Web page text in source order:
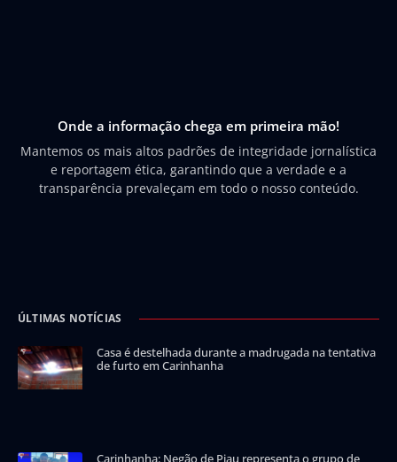
Onde a informação chega em primeira mão!
Mantemos os mais altos padrões de integridade jornalística
e reportagem ética, garantindo que a verdade e a
transparência prevaleçam em todo o nosso conteúdo.
ÚLTIMAS NOTÍCIAS
Casa é destelhada durante a madrugada na tentativa
de furto em Carinhanha
Carinhanha: Negão de Piau representa o grupo de